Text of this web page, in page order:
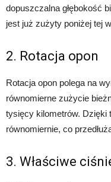
dopuszczalna głębokość
jest już zużyty poniżej tej
2. Rotacja opon
Rotacja opon polega na
równomierne zużycie
tysięcy kilometrów. Dzięki
równomiernie, co
3. Właściwe